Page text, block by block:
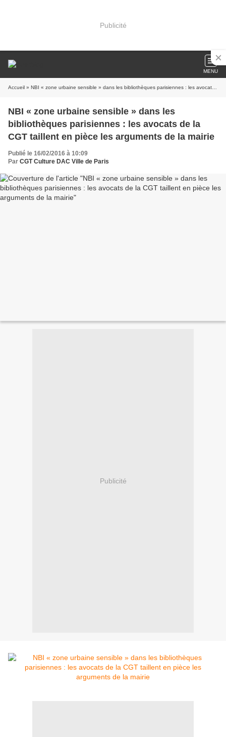
Publicité
MENU
Accueil » NBI « zone urbaine sensible » dans les bibliothèques parisiennes : les avocats de la CGT taillent en pièce les arguments de la mairie
NBI « zone urbaine sensible » dans les
bibliothèques parisiennes : les avocats de la
CGT taillent en pièce les arguments de la mairie
Publié le 16/02/2016 à 10:09
Par CGT Culture DAC Ville de Paris
Publicité